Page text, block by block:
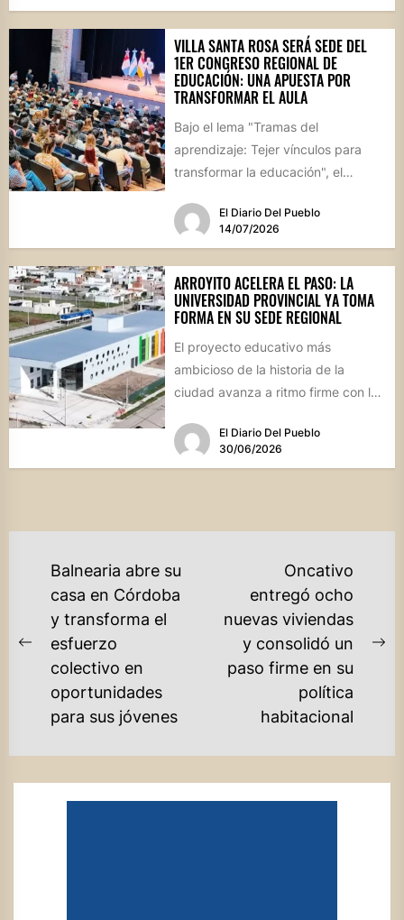
VILLA SANTA ROSA SERÁ SEDE DEL
1ER CONGRESO REGIONAL DE
EDUCACIÓN: UNA APUESTA POR
TRANSFORMAR EL AULA
Bajo el lema "Tramas del
aprendizaje: Tejer vínculos para
transformar la educación", el
El Diario Del Pueblo
14/07/2026
ARROYITO ACELERA EL PASO: LA
UNIVERSIDAD PROVINCIAL YA TOMA
FORMA EN SU SEDE REGIONAL
El proyecto educativo más
ambicioso de la historia de la
ciudad avanza a ritmo firme con la
El Diario Del Pueblo
30/06/2026
NAVEGACIÓN
ENTRADAS
Previous
post:
Balnearia abre su
casa en Córdoba
y transforma el
esfuerzo
colectivo en
oportunidades
para sus jóvenes
Oncativo
entregó ocho
nuevas viviendas
y consolidó un
paso firme en su
política
habitacional